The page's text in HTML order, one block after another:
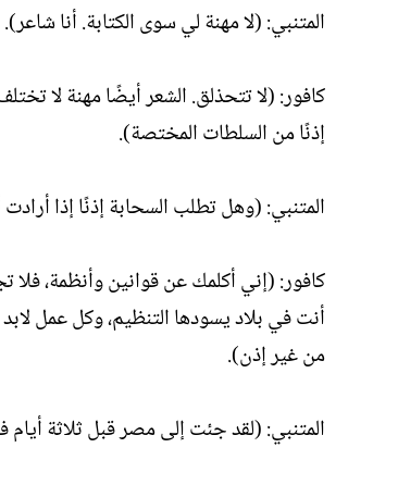
المتنبي: (لا مهنة لي سوى الكتابة. أنا شاعر).
كافور: (لا تتحذلق. الشعر أيضًا مهنة لا
إذنًا من السلطات المختصة).
المتنبي: (وهل تطلب السحابة إذنًا إذا
كافور: (إني أكلمك عن قوانين وأنظمة،
أنت في بلاد يسودها التنظيم، وكل عمل
من غير إذن).
المتنبي: (لقد جئت إلى مصر قبل ثلاثة